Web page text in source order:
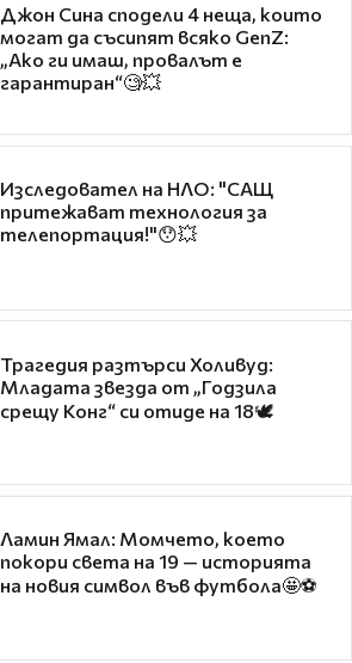
Джон Сина сподели 4 неща, които
могат да съсипят всяко GenZ:
„Ако ги имаш, провалът е
гарантиран“🧐💥
Изследовател на НЛО: "САЩ
притежават технология за
телепортация!"😯💥
Трагедия разтърси Холивуд:
Младата звезда от „Годзила
срещу Конг“ си отиде на 18🕊️
Ламин Ямал: Момчето, което
покори света на 19 — историята
на новия символ във футбола🤩⚽